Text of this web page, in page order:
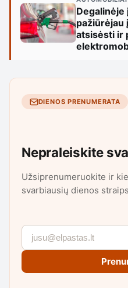
Degalinėje
pažiūrėjau
atsisėsti ir
DIENOS PRENUMERATA
Nepraleiskite
Užsiprenumeruokite ir
svarbiausių dienos